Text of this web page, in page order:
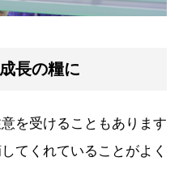
長の糧に
を受けることもあります
てくれていることがよく